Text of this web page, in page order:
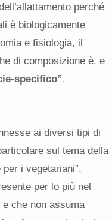
perché
è biologicamente
e fisiologia, il
di composizione è, e
specifico”.
ai diversi tipi di
sul tema della
i vegetariani”,
per lo più nel
che non assuma